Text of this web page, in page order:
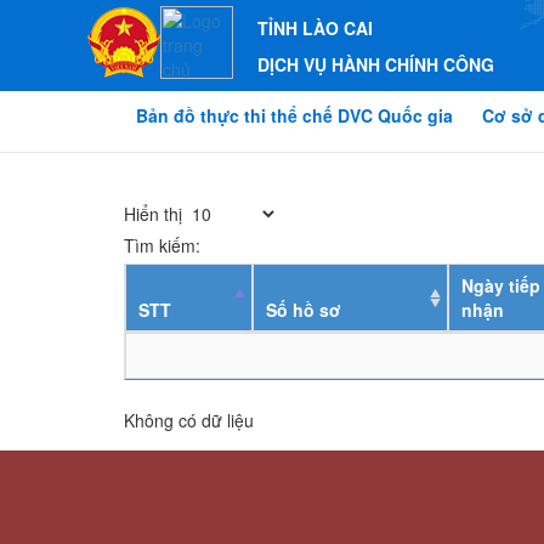
TỈNH LÀO CAI
DỊCH VỤ HÀNH CHÍNH CÔNG
Bản đồ thực thi thể chế DVC Quốc gia Cơ sở
Hiển thị
Tìm kiếm:
STT Số hồ sơ
Ngày tiếp
nhận
Không có dữ liệu